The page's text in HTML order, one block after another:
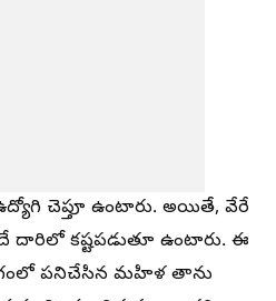
చెప్తూ ఉంటారు. అయితే, వేరే
కష్టపడుతూ ఉంటారు. ఈ
పనిచేసిన మహిళ తాను